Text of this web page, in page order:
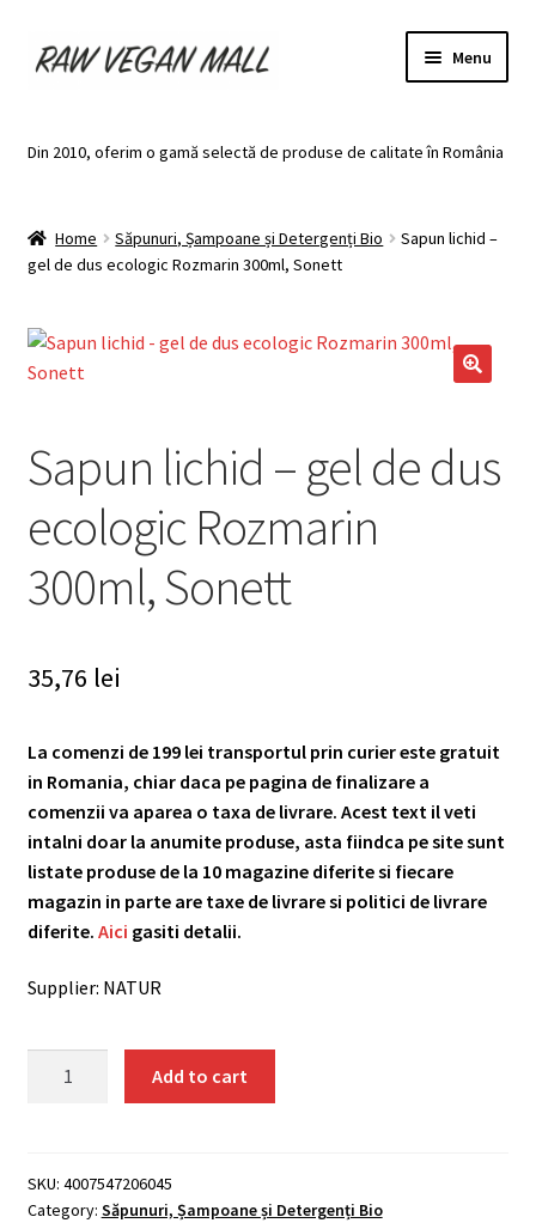
Skip
to
Skip
to
Menu
Categorii
Contul meu
Din 2010, oferim o gamă selectă de produse de calitate în România
Home Săpunuri, Șampoane și Detergenți Bio
Sapun lichid –
gel de dus ecologic Rozmarin 300ml, Sonett
Sapun lichid – gel de dus
ecologic Rozmarin
300ml, Sonett
35,76 lei
La comenzi de 199 lei transportul prin curier este gratuit
in Romania, chiar daca pe pagina de finalizare a
comenzii va aparea o taxa de livrare. Acest text il veti
intalni doar la anumite produse, asta fiindca pe site sunt
listate produse de la 10 magazine diferite si fiecare
magazin in parte are taxe de livrare si politici de livrare
diferite. Aici gasiti detalii.
Supplier: NATUR
de
dus
Add to cart
SKU: 4007547206045
Category: Săpunuri, Șampoane și Detergenți Bio